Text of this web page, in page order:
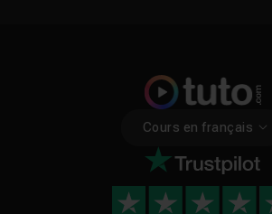
Cours en français